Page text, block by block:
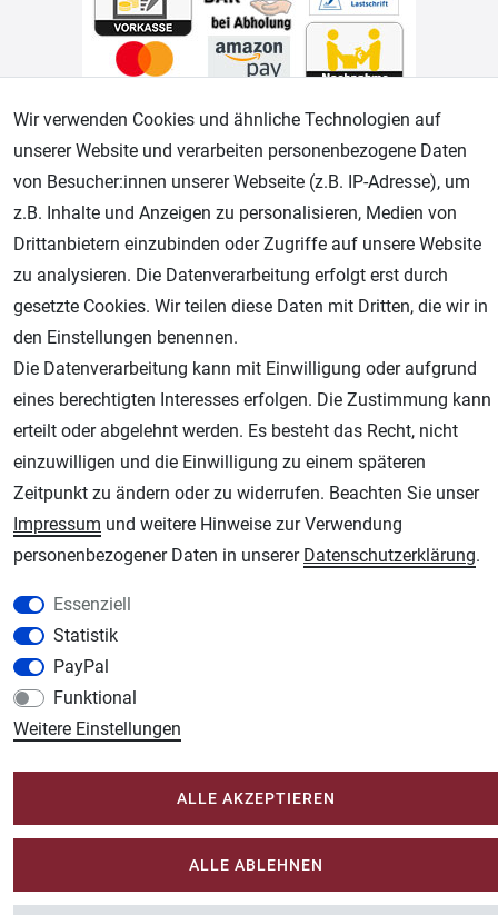
Unsere weiteren Shops:
Schmincke-City.de
Schmincke Künstlerfarben das Gesamtsortiment
Plotter-City.com
Modellbau-City.com
Military + Tabletop Plastikmodelle und Modellbau Farben - Bringen Sie Farbe ins
Spiel.
Im-Shop-kaufen.de
Küchen Zubehör - Haus/Garten - Tierbedarf
Wir verwenden Cookies und ähnliche Technologien auf
unserer Website und verarbeiten personenbezogene Daten
von Besucher:innen unserer Webseite (z.B. IP-Adresse), um
z.B. Inhalte und Anzeigen zu personalisieren, Medien von
Drittanbietern einzubinden oder Zugriffe auf unsere Website
zu analysieren. Die Datenverarbeitung erfolgt erst durch
gesetzte Cookies. Wir teilen diese Daten mit Dritten, die wir in
den Einstellungen benennen.
Die Datenverarbeitung kann mit Einwilligung oder aufgrund
eines berechtigten Interesses erfolgen. Die Zustimmung kann
erteilt oder abgelehnt werden. Es besteht das Recht, nicht
einzuwilligen und die Einwilligung zu einem späteren
Zeitpunkt zu ändern oder zu widerrufen. Beachten Sie unser
Impressum und weitere Hinweise zur Verwendung
personenbezogener Daten in unserer Daten­schutz­erklärung.
Essenziell
Statistik
PayPal
Funktional
Weitere Einstellungen
ALLE AKZEPTIEREN
ALLE ABLEHNEN